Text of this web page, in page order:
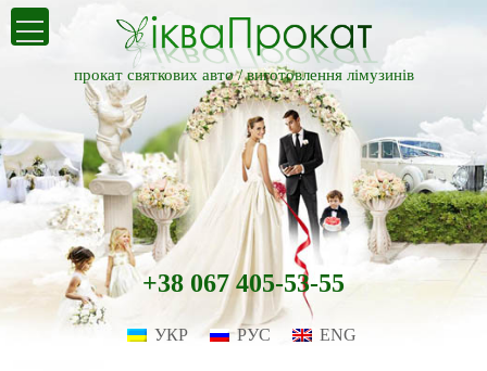
прокат святкових авто /виготовлення лімузинів
+38 067 405-53-55
УКР РУС ENG